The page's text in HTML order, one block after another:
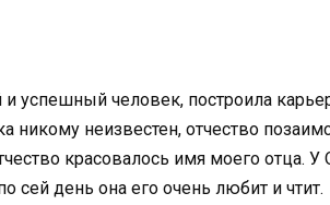
успешный человек, построила
никому неизвестен, отчество
красовалось имя моего отца.
сей день она его очень любит и чтит.